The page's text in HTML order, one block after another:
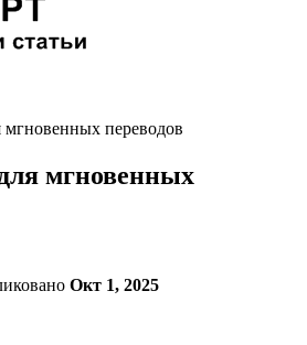
мгновенных переводов
мгновенных
Окт 1, 2025